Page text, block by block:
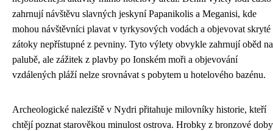
zahrnují návštěvu slavných jeskyní Papanikolis a Meganisi, kde
mohou návštěvníci plavat v tyrkysových vodách a objevovat skryté
zátoky nepřístupné z pevniny. Tyto výlety obvykle zahrnují oběd na
palubě, ale zážitek z plavby po Ionském moři a objevování
vzdálených pláží nelze srovnávat s pobytem u hotelového bazénu.
Archeologické naleziště v Nydri přitahuje milovníky historie, kteří
chtějí poznat starověkou minulost ostrova. Hrobky z bronzové doby